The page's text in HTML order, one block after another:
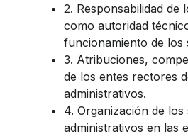
2. Responsabilidad de
como autoridad
funcionamiento de los
3. Atribuciones,
de los entes rectores
administrativos.
4. Organización de los
administrativos en las